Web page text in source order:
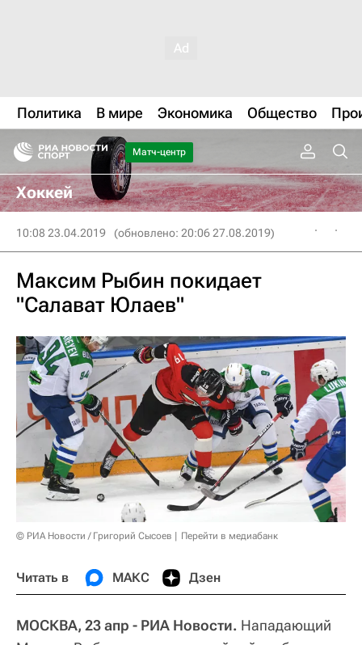
Политика В мире Экономика Общество
Матч-центр
Хоккей
10:08 23.04.2019 (обновлено: 20:06 27.08.2019)
Максим Рыбин покидает
"Салават Юлаев"
© РИА Новости / Григорий Сысоев Перейти в медиабанк
Читать в МАКС Дзен
МОСКВА, 23 апр - РИА Новости. Нападающий